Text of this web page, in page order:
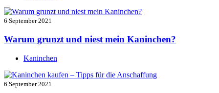
6 September 2021
Warum grunzt und niest mein Kaninchen?
Kaninchen
6 September 2021